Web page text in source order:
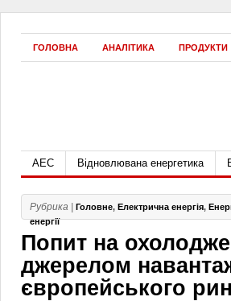
ГОЛОВНА АНАЛІТИКА ПРОДУКТИ
АЕС Відновлювана енергетика
Рубрика | Головне, Електрична енергія,
енергії
Попит на
джерелом
європейського